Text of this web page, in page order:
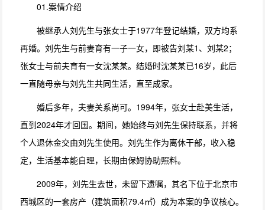
01.案情介绍
被继承人刘先生与张女士于1977年登记结婚，双方均系
再婚。刘先生与前妻育有一子一女，即被告刘某1、刘某2；
张女士与前夫育有一女沈某某。结婚时沈某某已16岁，此后
一直随母亲与刘先生共同生活，直至成家。
婚后多年，夫妻关系尚可。1994年，张女士赴美生活，
直到2024年才回国。期间，她始终与刘先生保持联系，并将
个人退休金交由刘先生使用。刘先生作为离休干部，收入稳
定，生活基本能自理，长期由保姆协助照料。
2009年，刘先生去世，未留下遗嘱，其名下位于北京市
西城区的一套房产（建筑面积79.4㎡）成为本案的争议核心。